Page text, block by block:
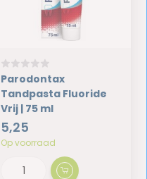
Parodontax
Tandpasta Fluoride
Vrij | 75 ml
5,25
Op voorraad